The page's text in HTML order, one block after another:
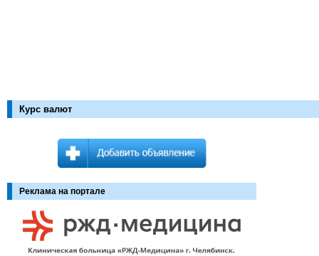
Курс валют
Реклама на портале